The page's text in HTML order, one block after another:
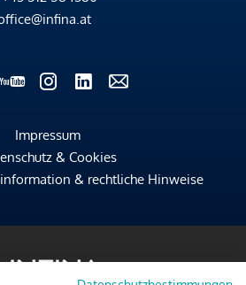
Impressum
& Cookies
& rechtliche Hinweise